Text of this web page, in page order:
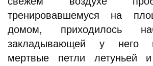
тренировавшемуся на
домом, приходилось
закладывающей у него
мертвые петли летуньей